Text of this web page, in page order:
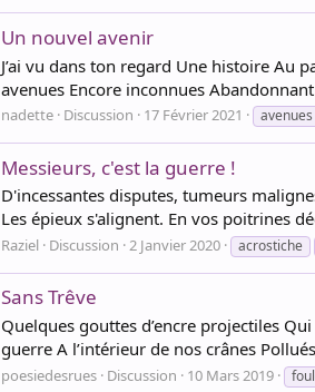
Un nouvel avenir
J’ai vu dans ton regard Une histoire Au
avenues Encore inconnues
nadette Discussion 17 Février 2021 avenues
Messieurs, c'est la guerre !
D'incessantes disputes, tumeurs
Les épieux s'alignent. En vos poitrines
Raziel Discussion 2 Janvier 2020 acrostiche
Sans Trêve
Quelques gouttes d’encre projectiles
guerre A l’intérieur de nos crânes
poesiedesrues Discussion 10 Mars 2019